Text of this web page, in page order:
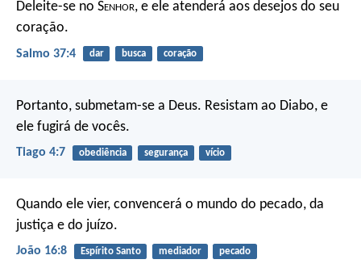
Deleite-se no Senhor, e ele atenderá aos desejos do seu
coração.
Salmo 37:4 dar busca coração
Portanto, submetam-se a Deus. Resistam ao Diabo, e
ele fugirá de vocês.
Tiago 4:7 obediência segurança vício
Quando ele vier, convencerá o mundo do pecado, da
justiça e do juízo.
João 16:8 Espírito Santo mediador pecado